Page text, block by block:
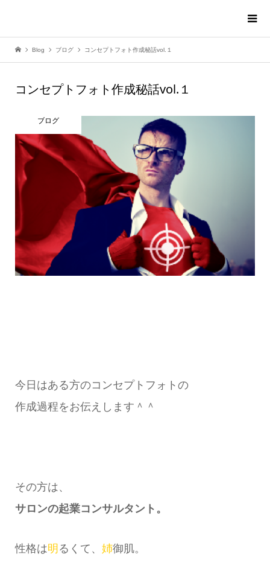
Blog ブログ コンセプトフォト作成秘話vol.１
コンセプトフォト作成秘話vol.１
ブログ
今日はある方のコンセプトフォトの
作成過程をお伝えします＾＾
その方は、
サロンの起業コンサルタント。
性格は明 るくて、 姉御肌。